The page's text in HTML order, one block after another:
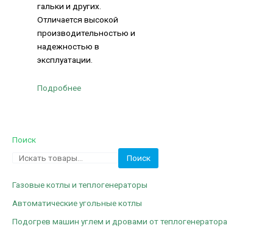
Поиск
Поиск
Газовые котлы и теплогенераторы
Автоматические угольные котлы
Подогрев машин углем и дровами от теплогенератора
гальки и других.
Отличается высокой
производительностью и
надежностью в
эксплуатации.
Подробнее